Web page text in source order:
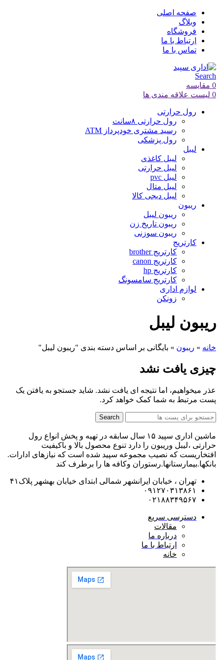
صفحه اصلی
وبلاگ
فروشگاه
ارتباط با ما
تماس با ما
Search
0 مقایسه
0 لیست علاقه مندی ها
رول حرارتی
رول حرارتی ۸سانت
رسید مشتری خودپرداز ATM
رول پزشکی
لیبل
لیبل کاغذی
لیبل حرارتی
لیبل pvc
لیبل متال
لیبل دیجی کالا
ریبون
ریبون لیبل
ریبون تاریخ زن
ریبون سوزنی
کارتریج
کارتریج brother
کارتریج canon
کارتریج hp
کارتریج سامسونگ
لوازم اداری
زونکن
ریبون لیبل
خانه » ریبون » بایگانی بر اساس دسته بندی "ریبون لیبل"
چیزی یافت نشد
عذر میخواهیم، اما نتیجه ای یافت نشد. شاید جستجو به یافتن یک
پست مرتبط به شما کمک خواهد کرد.
Search
ماشین اداری سپید ۱۵ سال سابقه در تهیه و پخش انواع رول
حرارتی ،لیبل وریبون را دارد تنوع محصول بالا و باکیفیت
افتخاریست که نصیب مجموعه سپید شده است که نیازهای ادارات.
بانکها.بیمارستانها.رستوران و‌کافه ها را برطرف کند
تهران ، خیابان ایرانشهر شمالی ابتدای خیابان بهشهر پلاک۴۱
۰۹۱۲۷۰۳۱۳۸۶۱
۰۲۱۸۸۳۴۹۵۶۷
دسترسی سریع
مقالات
درباره ما
ارتباط با ما
خانه